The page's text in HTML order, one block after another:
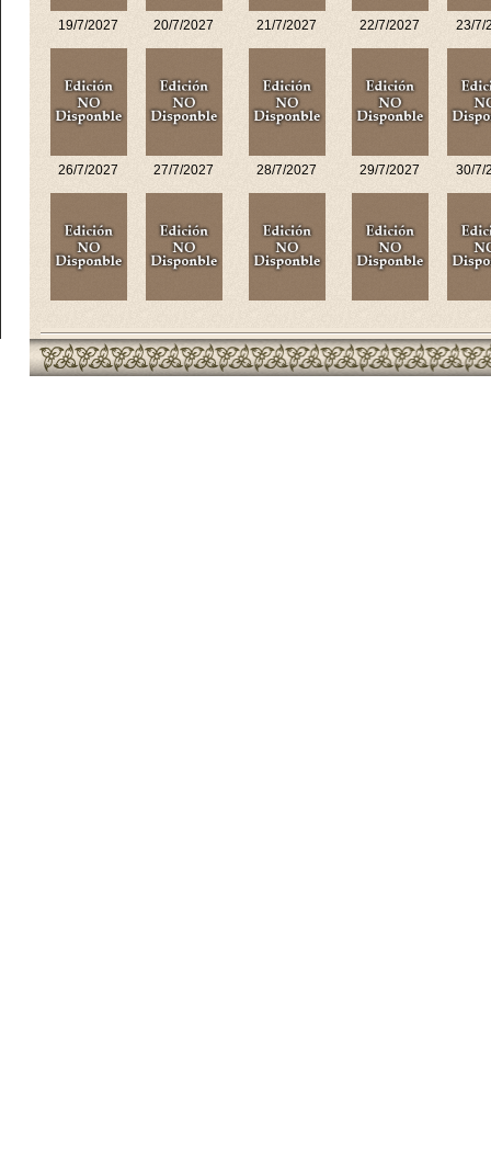
19/7/2027 20/7/2027 21/7/2027 22/7/2027 23/7/
26/7/2027 27/7/2027 28/7/2027 29/7/2027 30/7/